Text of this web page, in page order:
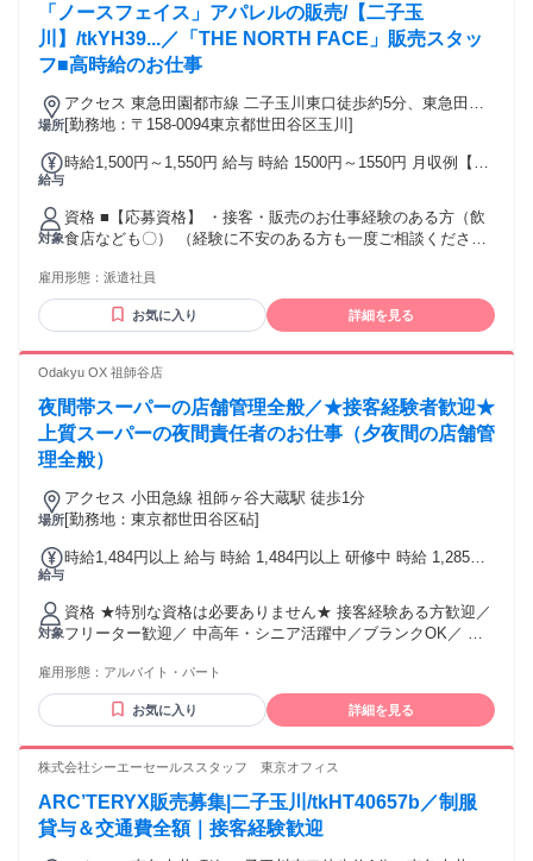
「ノースフェイス」アパレルの販売/【二子玉
川】/tkYH39...／「THE NORTH FACE」販売スタッ
フ■高時給のお仕事
場所
アクセス 東急田園都市線 二子玉川東口徒歩約5分、東急田園
都市線 二子玉川東口徒歩約5分、東急大井町線 上野毛北口徒
[勤務地：〒158-0094東京都世田谷区玉川]
給与
時給1,500円～1,550円 給与 時給 1500円～1550円 月収例【２
給1500円×実働8時間×22日) +残業代（1.25倍：1分単位で支
給） ※時給は経験により変動します。 交通費：交通費支給
【交通費全額支給】
対象
資格 ■【応募資格】 ・接客・販売のお仕事経験のある方（飲
食店なども〇） （経験に不安のある方も一度ご相談くださ
■【こんな方にピッタリ】 ・人と接することが好き ・チーム
ワークを大切にできる ■【近隣の沿線】 東急田園都市線、東
急大井町線
雇用形態： 派遣社員
お気に入り 詳細を見る
Odakyu OX 祖師谷店
夜間帯スーパーの店舗管理全般／★接客経験者歓迎★
上質スーパーの夜間責任者のお仕事（夕夜間の店舗管
理全般）
場所
アクセス 小田急線 祖師ヶ谷大蔵駅 徒歩1分
[勤務地：東京都世田谷区砧]
給与
時給1,484円以上 給与 時給 1,484円以上 研修中 時給 1,285円
対象
資格 ★特別な資格は必要ありません★ 接客経験ある方歓迎／
フリーター歓迎／ 中高年・シニア活躍中／ブランクOK／ 学
長経験者、接客経験豊富な方優遇します！ 30代～50代の方活
躍中！ ※ダブルワーク・かけもち可（下記「兼業に ついて」
をご確認ください）
雇用形態： アルバイト・パート
お気に入り 詳細を見る
株式会社シーエーセールススタッフ 東京オフィス
ARC’TERYX販売募集|二子玉川/tkHT40657b／制服
貸与＆交通費全額｜接客経験歓迎